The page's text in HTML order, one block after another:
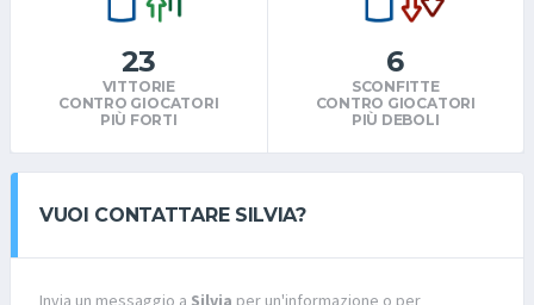
23
VITTORIE
CONTRO GIOCATORI
PIÙ FORTI
6
SCONFITTE
CONTRO GIOCATORI
PIÙ DEBOLI
VUOI CONTATTARE SILVIA?
Invia un messaggio a Silvia per un'informazione o per